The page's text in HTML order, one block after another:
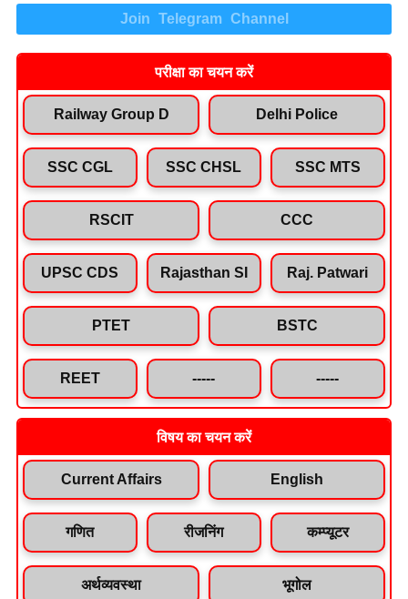
Join Telegram Channel
परीक्षा का चयन करें
Railway Group D Delhi Police
SSC CGL SSC CHSL SSC MTS
RSCIT CCC
UPSC CDS Rajasthan SI Raj. Patwari
PTET BSTC
REET ----- -----
विषय का चयन करें
Current Affairs English
गणित रीजनिंग कम्प्यूटर
अर्थव्यवस्था भूगोल